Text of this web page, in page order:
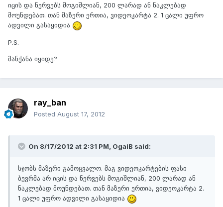
იცის და ნერვებს მოგიშლიან, 200 ლარად ან ნაკლებად
მოუნდებათ. თან მაზერი ერთია, ვიდეოკარტა 2. 1 ცალი უფრო
ადვილი გასაყიდია
P.S.
მანქანა იყიდე?
ray_ban
Posted August 17, 2012
On 8/17/2012 at 2:31 PM, OgaiB said:
სჯობს მაზერი გამოცვალო. მაგ ვიდეოკარტების ფასი
ბევრმა არ იცის და ნერვებს მოგიშლიან, 200 ლარად ან
ნაკლებად მოუნდებათ. თან მაზერი ერთია, ვიდეოკარტა 2.
1 ცალი უფრო ადვილი გასაყიდია